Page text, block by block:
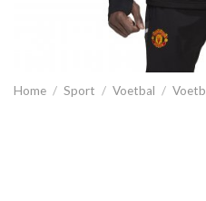
Home / Sport / Voetbal /